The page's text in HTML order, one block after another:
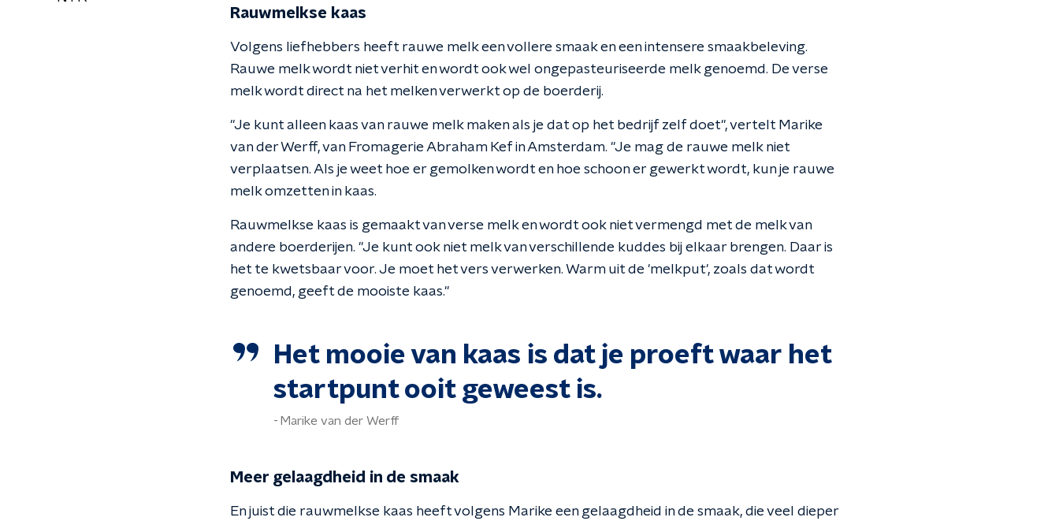
Rauwmelkse kaas
Volgens liefhebbers heeft rauwe melk een vollere smaak en een intensere smaakbeleving.
Rauwe melk wordt niet verhit en wordt ook wel ongepasteuriseerde melk genoemd. De verse
melk wordt direct na het melken verwerkt op de boerderij.
"Je kunt alleen kaas van rauwe melk maken als je dat op het bedrijf zelf doet", vertelt Marike
van der Werff, van Fromagerie Abraham Kef in Amsterdam. "Je mag de rauwe melk niet
verplaatsen. Als je weet hoe er gemolken wordt en hoe schoon er gewerkt wordt, kun je rauwe
melk omzetten in kaas.
Rauwmelkse kaas is gemaakt van verse melk en wordt ook niet vermengd met de melk van
andere boerderijen. "Je kunt ook niet melk van verschillende kuddes bij elkaar brengen. Daar is
het te kwetsbaar voor. Je moet het vers verwerken. Warm uit de 'melkput', zoals dat wordt
genoemd, geeft de mooiste kaas."
Het mooie van kaas is dat je proeft waar het
startpunt ooit geweest is.
Marike van der Werff
Meer gelaagdheid in de smaak
En juist die rauwmelkse kaas heeft volgens Marike een gelaagdheid in de smaak, die veel dieper